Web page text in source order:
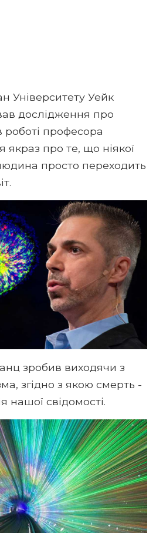
Університету Уейк
дослідження про
роботі професора
про те, що ніякої
просто переходить
зробив виходячи з
згідно з якою смерть -
нашої свідомості.